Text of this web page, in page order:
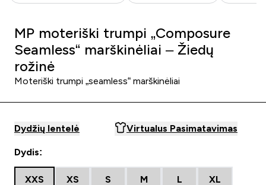
MP moteriški trumpi „Composure
Seamless“ marškinėliai – Žiedų
rožinė
Moteriški trumpi „seamless“ marškinėliai
Dydžių lentelė Virtualus Pasimatavimas
Dydis:
XXS XS S M L XL